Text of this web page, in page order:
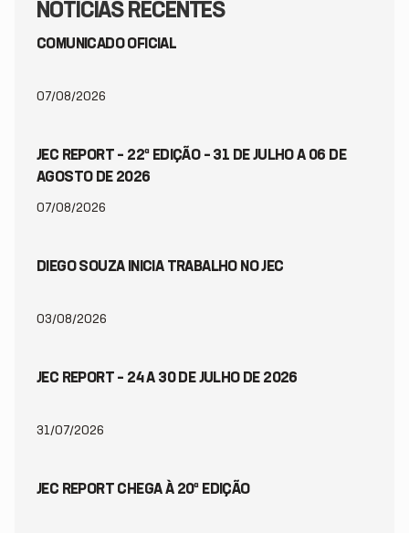
NOTÍCIAS RECENTES
COMUNICADO OFICIAL
07/08/2026
JEC REPORT – 22ª EDIÇÃO – 31 DE JULHO A 06 DE
AGOSTO DE 2026
07/08/2026
DIEGO SOUZA INICIA TRABALHO NO JEC
03/08/2026
JEC REPORT – 24 A 30 DE JULHO DE 2026
31/07/2026
JEC REPORT CHEGA À 20ª EDIÇÃO